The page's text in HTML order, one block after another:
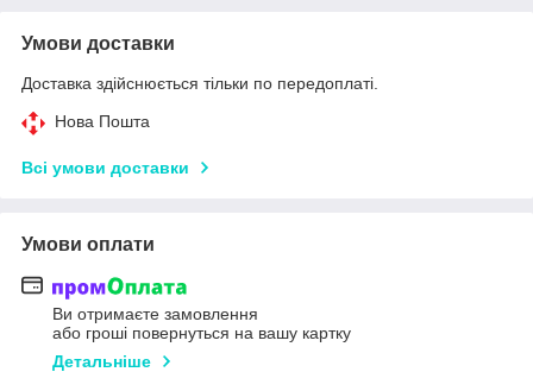
Умови доставки
Доставка здійснюється тільки по передоплаті.
Нова Пошта
Всі умови доставки
Умови оплати
Ви отримаєте замовлення
або гроші повернуться на вашу картку
Детальніше